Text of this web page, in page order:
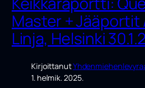
Master + Jääportit
Linja, Helsinki
Kirjoittanut
1. helmik. 2025.